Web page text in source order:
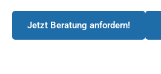
Jetzt Beratung anfordern!